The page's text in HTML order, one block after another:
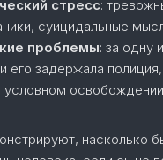
стресс:
суицидальные
проблемы: за одну
его задержала
насколько